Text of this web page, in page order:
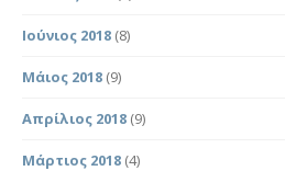
Ιούνιος 2018 (8)
Μάιος 2018 (9)
Απρίλιος 2018 (9)
Μάρτιος 2018 (4)